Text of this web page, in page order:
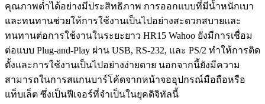
คุณภาพต่ำได้อย่างมีประสิทธิภาพ การออกแบบที่มีน้ำหนักเบา
และทนทานช่วยให้การใช้งานเป็นไปอย่างสะดวกสบายและ
ทนทานต่อการใช้งานในระยะยาว HR15 Wahoo ยังมีการเชื่อม
ต่อแบบ Plug-and-Play ผ่าน USB, RS-232, และ PS/2 ทำให้การติด
ตั้งและการใช้งานเป็นไปอย่างง่ายดาย นอกจากนี้ยังมีความ
สามารถในการสแกนบาร์โค้ดจากหน้าจออุปกรณ์มือถือหรือ
แท็บเล็ต ซึ่งเป็นฟีเจอร์ที่จำเป็นในยุคดิจิทัลนี้